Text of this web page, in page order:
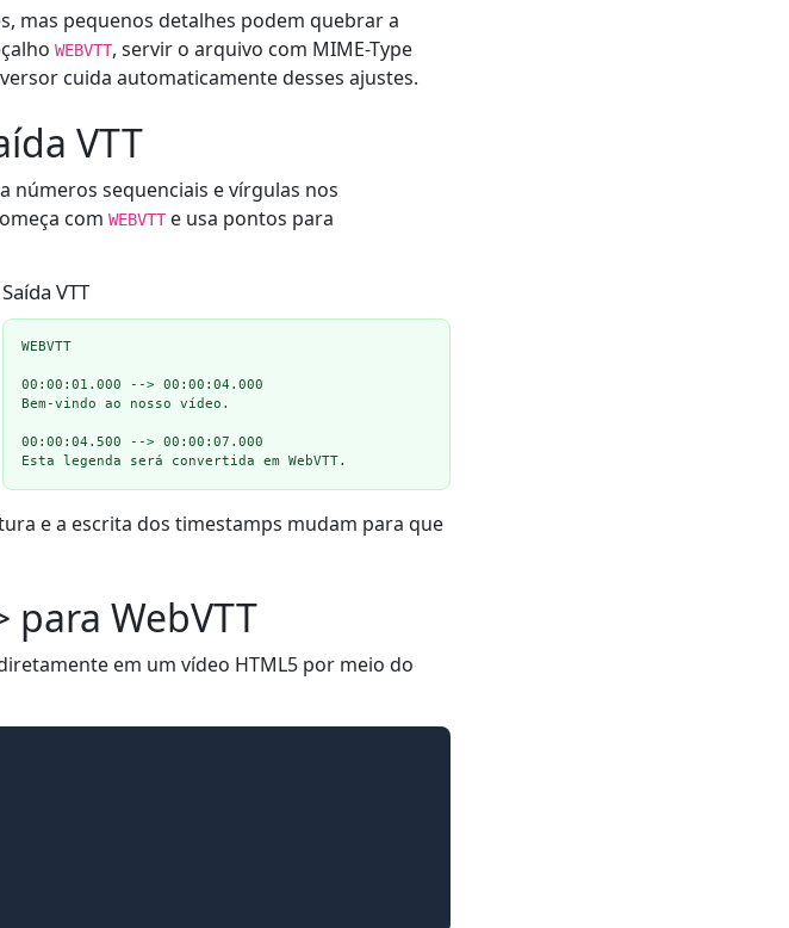
mas pequenos detalhes podem quebrar a
WEBVTT, servir o arquivo com MIME-Type
cuida automaticamente desses ajustes.
VTT
números sequenciais e vírgulas nos
com WEBVTT e usa pontos para
Saída VTT
WEBVTT
00:00:01.000 --> 00:00:04.000
Bem-vindo ao nosso vídeo.
00:00:04.500 --> 00:00:07.000
Esta legenda será convertida em WebVTT.
e a escrita dos timestamps mudam para que
para WebVTT
em um vídeo HTML5 por meio do